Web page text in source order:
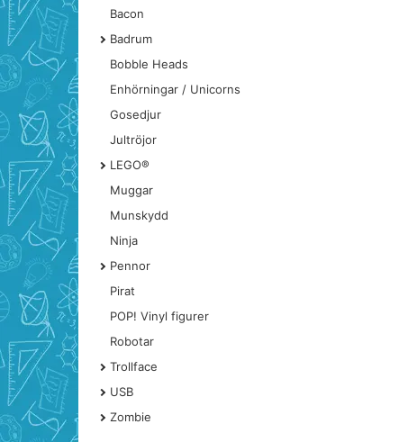
Bacon
Badrum
Bobble Heads
Enhörningar / Unicorns
Gosedjur
Jultröjor
LEGO®
Muggar
Munskydd
Ninja
Pennor
Pirat
POP! Vinyl figurer
Robotar
Trollface
USB
Zombie